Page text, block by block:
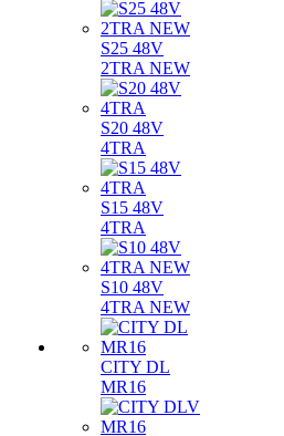
S25 48V
2TRA NEW
S20 48V
4TRA
S15 48V
4TRA
S10 48V
4TRA NEW
CITY DL
MR16